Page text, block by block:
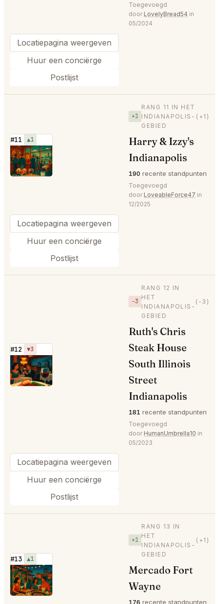
Toegevoegd
door LovelyBread54 in
05/2024
Locatiepagina weergeven
Huur een conciërge
Postlijst
#11 ▲1
⭐
+1
RANG 11 IN HET
INDIANAPOLIS-
GEBIED
(+1)
Harry & Izzy's
Indianapolis
190 recente standpunten
Toegevoegd
door LoveableForce47 in
12/2025
Locatiepagina weergeven
Huur een conciërge
Postlijst
#12 ▼3
⭐
−3
RANG 12 IN
HET
INDIANAPOLIS-
GEBIED
(-3)
Ruth's Chris
Steak House
South Illinois
Street
Indianapolis
181 recente standpunten
Toegevoegd
door HumanUmbrella10 in
05/2023
Locatiepagina weergeven
Huur een conciërge
Postlijst
#13 ▲1
⭐
+1
RANG 13 IN
HET
INDIANAPOLIS-
GEBIED
(+1)
Mercado Fort
Wayne
176 recente standpunten